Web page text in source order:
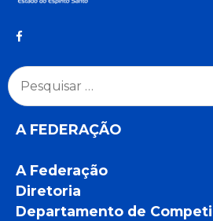
Pesquisar
por:
A FEDERAÇÃO
A Federação
Diretoria
Departamento de